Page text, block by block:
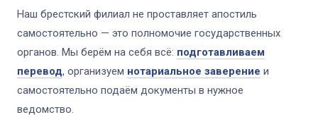
Наш брестский филиал не проставляет апостиль
самостоятельно — это полномочие государственных
органов. Мы берём на себя всё: подготавливаем
перевод, организуем нотариальное заверение и
самостоятельно подаём документы в нужное
ведомство.